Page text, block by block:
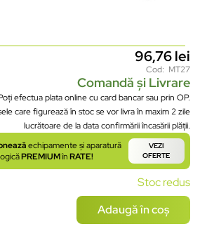
96,76lei
Cod: MT27
Comandă și Livrare
efectua plata online cu card bancar sau prin OP.
care figurează în stoc se vor livra în maxim 2 zile
lucrătoare de la data confirmării încasării plății.
echipamente și aparatură
PREMIUMînRATE!
VEZI
OFERTE
Stoc redus
Adaugă în coș